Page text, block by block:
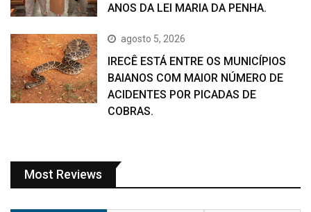
ANOS DA LEI MARIA DA PENHA.
agosto 5, 2026
IRECÊ ESTÁ ENTRE OS MUNICÍPIOS
BAIANOS COM MAIOR NÚMERO DE
ACIDENTES POR PICADAS DE
COBRAS.
Most Reviews